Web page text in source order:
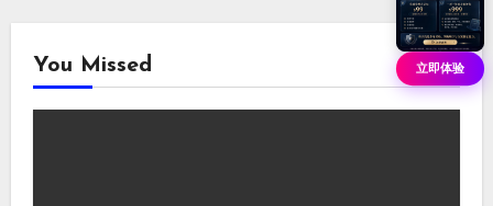
You Missed 立即体验